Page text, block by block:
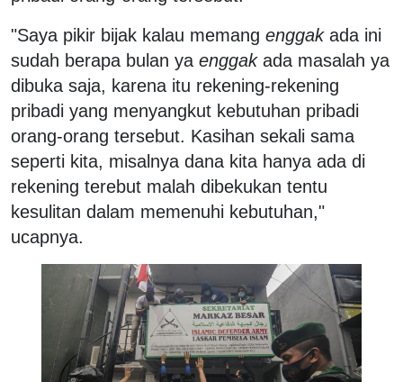
"Saya pikir bijak kalau memang enggakada ini
sudah berapa bulan ya enggakada masalah ya
dibuka saja, karena itu rekening-rekening
pribadi yang menyangkut kebutuhan pribadi
orang-orang tersebut. Kasihan sekali sama
seperti kita, misalnya dana kita hanya ada di
rekening terebut malah dibekukan tentu
kesulitan dalam memenuhi kebutuhan,"
ucapnya.